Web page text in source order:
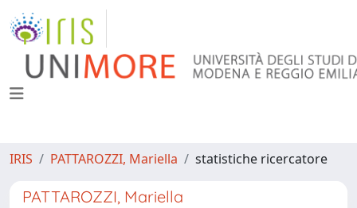
IRIS PATTAROZZI, Mariella statistiche ricercatore
PATTAROZZI, Mariella